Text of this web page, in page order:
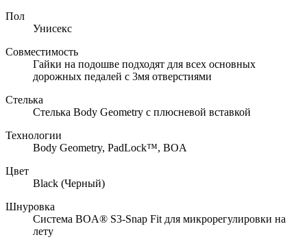
Пол
Унисекс
Совместимость
Гайки на подошве подходят для всех основных
дорожных педалей с 3мя отверстиями
Стелька
Стелька Body Geometry с плюсневой вставкой
Технологии
Body Geometry, PadLock™, BOA
Цвет
Black (Черный)
Шнуровка
Система BOA® S3-Snap Fit для микрорегулировки на
лету